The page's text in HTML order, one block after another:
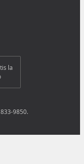
la
833-9850.